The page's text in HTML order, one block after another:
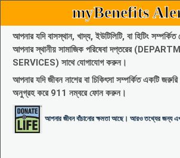
myBenefits
আপনার যদি বাসস্থান, খাদ্য, ইউটিলিটি, বা হিটিং
আপনার স্থানীয় সামাজিক পরিষেবা দপ্তরের
SERVICES) সাথে যোগাযোগ করুন।
আপনার যদি জীবন নাশের বা চিকিৎসা সম্পর্কিত একটি জরুরি
অনুগ্রহ করে 911 নম্বরে ফোন করুন।
আপনার জীবন বাঁচানোর ক্ষমতা আছে। আরও তথ্যের জন্য